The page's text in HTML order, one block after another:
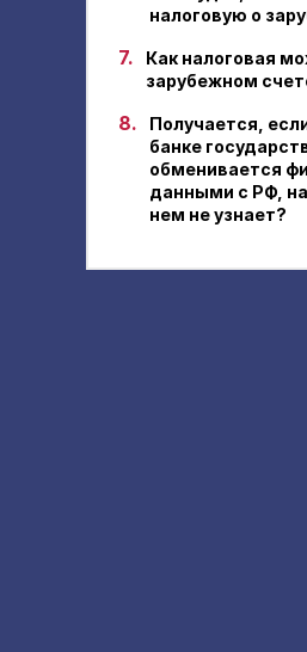
налоговую о
7.
Как налоговая
зарубежном
8.
Получается,
банке
обменивается
данными с РФ,
нем не узнает?